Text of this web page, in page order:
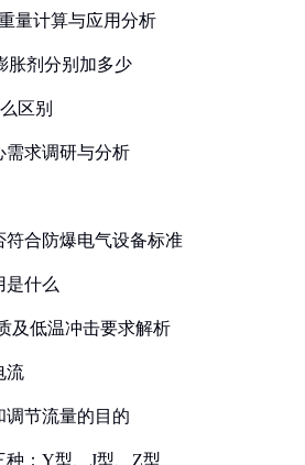
量计算与应用分析
胀剂分别加多少
区别
需求调研与分析
合防爆电气设备标准
是什么
及低温冲击要求解析
流
调节流量的目的
：Y型、J型、Z型